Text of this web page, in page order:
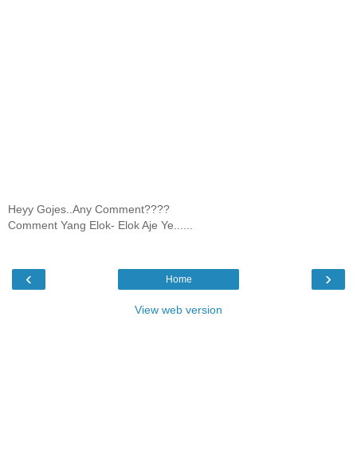
Heyy Gojes..Any Comment????
Comment Yang Elok- Elok Aje Ye......
‹ ›
Home
View web version